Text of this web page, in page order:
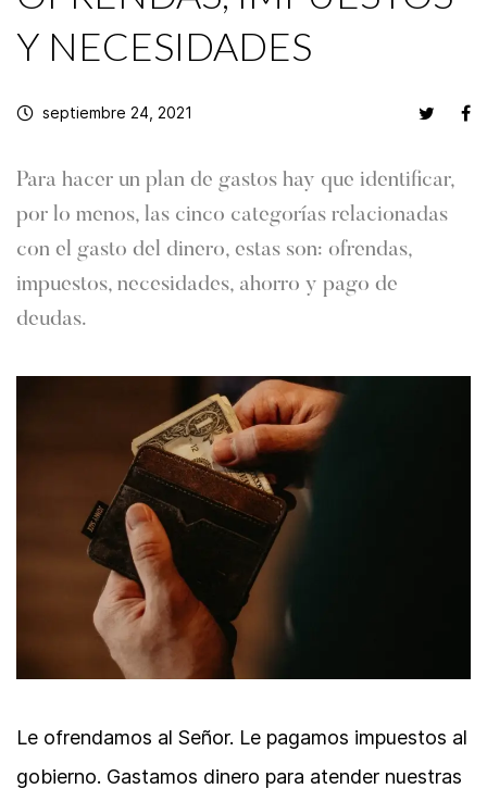
Y NECESIDADES
septiembre 24, 2021
Para hacer un plan de gastos hay que identificar,
por lo menos, las cinco categorías relacionadas
con el gasto del dinero, estas son: ofrendas,
impuestos, necesidades, ahorro y pago de
deudas.
Le ofrendamos al Señor. Le pagamos impuestos al
gobierno. Gastamos dinero para atender nuestras